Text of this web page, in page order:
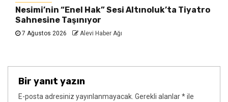
Nesimi’nin “Enel Hak” Sesi Altınoluk’ta Tiyatro
Sahnesine Taşınıyor
7 Ağustos 2026 Alevi Haber Ağı
Bir yanıt yazın
E-posta adresiniz yayınlanmayacak. Gerekli alanlar*ile